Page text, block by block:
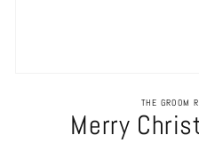
THE GROOM
Merry